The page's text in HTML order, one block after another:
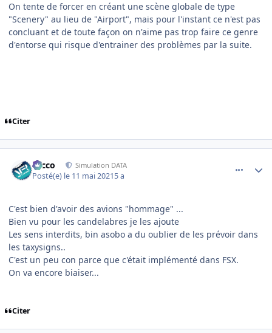
On tente de forcer en créant une scène globale de type
"Scenery" au lieu de "Airport", mais pour l'instant ce n'est pas
concluant et de toute façon on n'aime pas trop faire ce genre
d'entorse qui risque d'entrainer des problèmes par la suite.
Citer
Nicco Simulation DATA
Posté(e) le 11 mai 20215 a
C'est bien d'avoir des avions "hommage" ...
Bien vu pour les candelabres je les ajoute
Les sens interdits, bin asobo a du oublier de les prévoir dans
les taxysigns..
C'est un peu con parce que c'était implémenté dans FSX.
On va encore biaiser...
Citer